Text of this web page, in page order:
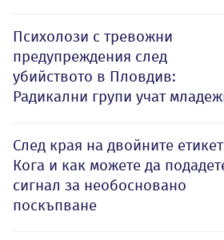
Психолози с тревожни
предупреждения след
убийството в Пловдив:
Радикални групи учат
След края на двойните
Кога и как можете да
сигнал за необосновано
поскъпване